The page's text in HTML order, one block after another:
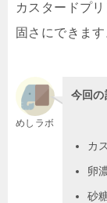
カスタードプ
固さにできます
めしラボ
今回の
カ
卵
砂